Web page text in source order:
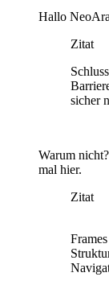
Hallo
Zitat
sicher
Warum
mal hier.
Zitat